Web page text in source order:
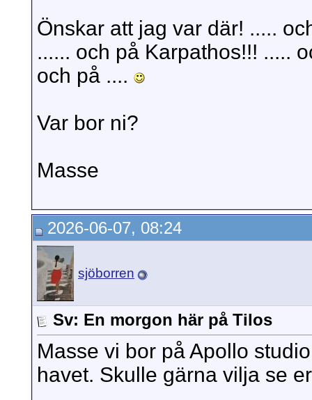
Önskar att jag var där! .....
...... och på Karpathos!!! .....
och på ....
Var bor ni?
Masse
2026-06-07, 08:24
sjöborren
Sv: En morgon här på Tilos
Masse vi bor på Apollo
havet. Skulle gärna vilja se